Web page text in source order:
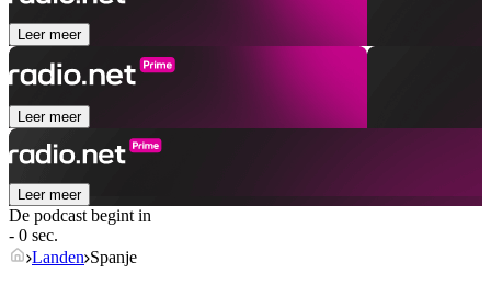
Leer meer
Leer meer
Leer meer
De podcast begint in
- 0 sec.
Landen Spanje